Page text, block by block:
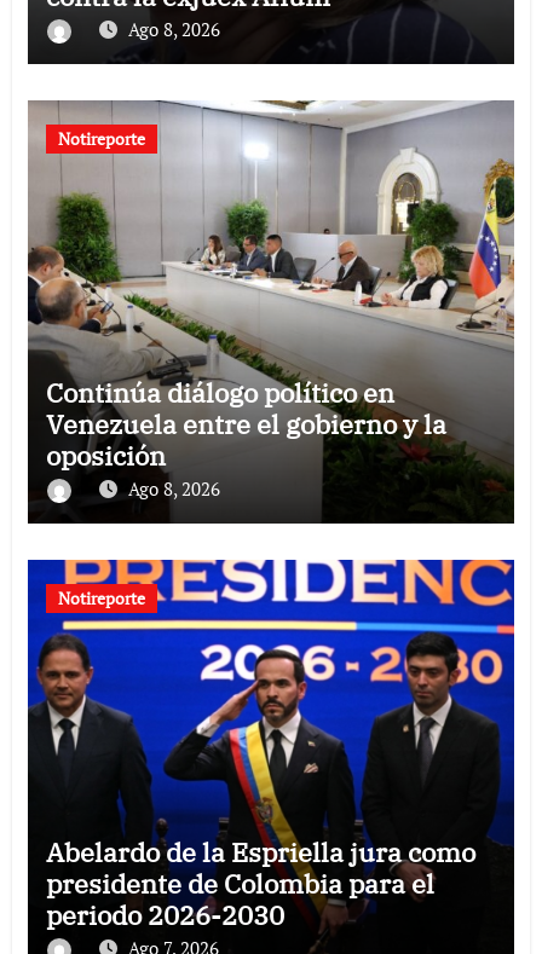
Ago 8, 2026
Notireporte
Continúa diálogo político en
Venezuela entre el gobierno y la
oposición
Ago 8, 2026
Notireporte
Abelardo de la Espriella jura como
presidente de Colombia para el
periodo 2026-2030
Ago 7, 2026